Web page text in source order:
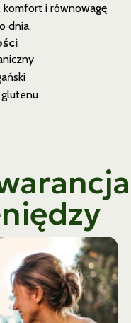
komfort i równowagę
dnia.